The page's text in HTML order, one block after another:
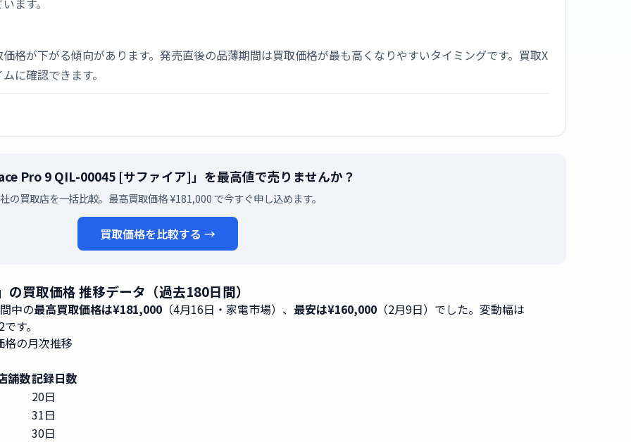
ます。
格が下がる傾向があります。発売直後の品薄期間は買取価格が最も高くなりやすいタイミングです。買取X
に確認できます。
Pro 9 QIL-00045 [サファイア]」を最高値で売りませんか？
の買取店を一括比較。最高買取価格 ¥181,000 で今すぐ申し込めます。
買取価格を比較する →
買取価格 推移データ（過去180日間）
中の最高買取価格は¥181,000 （4月16日・家電市場）、 最安は¥160,000 （2月9日）でした。変動幅は
す。
の月次推移
舗数記録日数
20日
31日
30日